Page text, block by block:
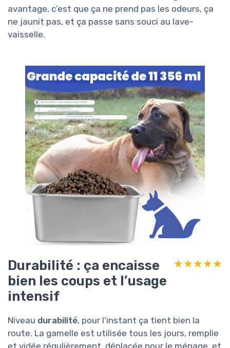
avantage, c’est que ça ne prend pas les odeurs, ça
ne jaunit pas, et ça passe sans souci au lave-
vaisselle.
Durabilité : ça encaisse
bien les coups et l’usage
intensif
★★★★★
★★★★★
Niveau durabilité, pour l’instant ça tient bien la
route. La gamelle est utilisée tous les jours, remplie
et vidée régulièrement, déplacée pour le ménage, et